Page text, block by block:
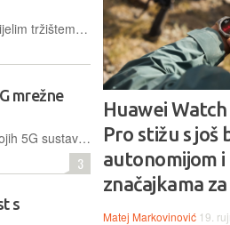
Popularnost sklopivih mobitela na Kini je u porastu, a cijelim tržištem uvjerljivo dominira Huawei sa skoro 70 posto udjela u tom segmentu
mrežne
Neke su zemlje već isključile kineske proizvođače iz svojih 5G sustava, ali Europska komisija sada želi da to napravi svaka članica EU-a
3
s
Huawei Watch
Pro stižu s još
autonomijom i
značajkama
Matej Markovinović 19.